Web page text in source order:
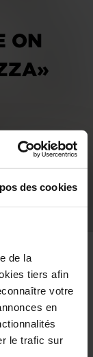
des cookies
de la
tiers afin
votre
en
le trafic sur
ON